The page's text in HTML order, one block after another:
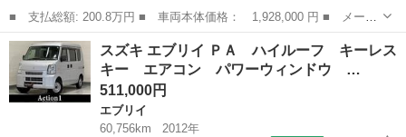
■ 支払総額: 200.8万円 ■ 車両本体価格： 1,928,000 円 ■ メーカ
ー名： スズキ ■ 車種名： エブリイワゴン ■ グレード名： Ｐ
Ｚターボ ハイルーフ、プッシュスタート、衝突防止機能、ＤＳＢＳ
２、横滑...
岐阜 大垣市 エブリイ
スズキ エブリイ ＰＡ ハイルーフ キーレス
キー エアコン パワーウィンドウ …
511,000円
エブリイ
60,756km
2012年